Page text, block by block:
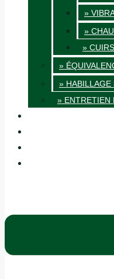
»
»
»
»
» HABILLAGE
» ENTRETIEN